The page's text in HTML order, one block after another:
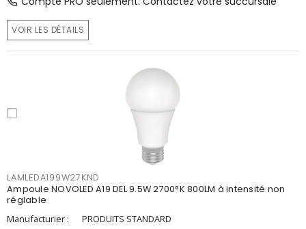
VOIR LES DÉTAILS
LAMLEDA199W27KND
Ampoule NOVOLED A19 DEL 9.5W 2700°K 800LM à intensité non
réglable
Manufacturier :
PRODUITS STANDARD